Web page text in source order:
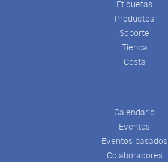
Etiquetas
Productos
Soporte
Tienda
Cesta
Calendario
Eventos
Eventos pasados
Colaboradores